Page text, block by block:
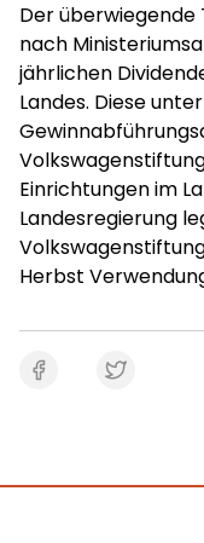
Der
nach
jährlichen
Landes. Diese
Einrichtungen im
Landesregierung
Herbst